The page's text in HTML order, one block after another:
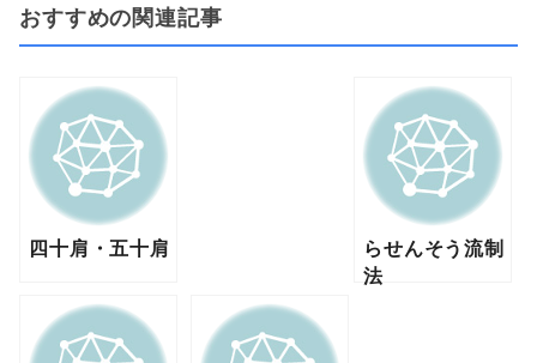
おすすめの関連記事
四十肩・五十肩
らせんそう流制
法